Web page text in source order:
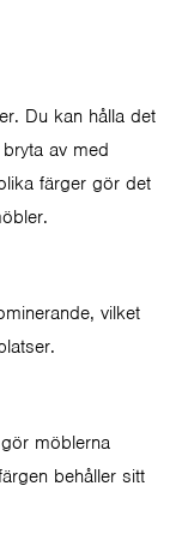
Du kan hålla det
av med
färger gör det
vilket
möblerna
behåller sitt